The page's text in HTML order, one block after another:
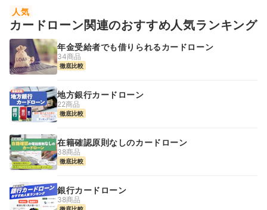
人気
カードローン関連のおすすめ人気ランキング
年金受給者でも借りられるカードローン
34商品
徹底比較
地方銀行カードローン
22商品
徹底比較
在籍確認原則なしのカードローン
38商品
徹底比較
銀行カードローン
38商品